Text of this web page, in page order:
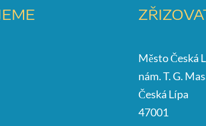
Město Česká
nám. T. G.
Česká Lípa
47001